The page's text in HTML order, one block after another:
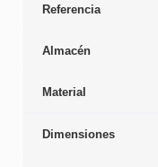
Referencia
Almacén
Material
Dimensiones